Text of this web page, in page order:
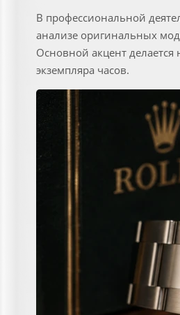
В профессиональной
анализе оригинальных
Основной акцент
экземпляра часов.